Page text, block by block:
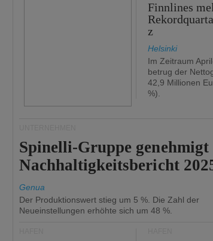
Finnlines
z
Helsinki
Im Zeitraum
betrug der
42,9 Millionen
%).
Spinelli-Gruppe genehmigt
Nachhaltigkeitsbericht
Genua
Der Produktionswert stieg um 5 %. Die Zahl der
Neueinstellungen erhöhte sich um 48 %.